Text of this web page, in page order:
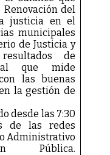
del
justicia en el
municipales
de Justicia y
de
que mide
las buenas
la gestión de
desde las 7:30
de las redes
Administrativo
Pública.